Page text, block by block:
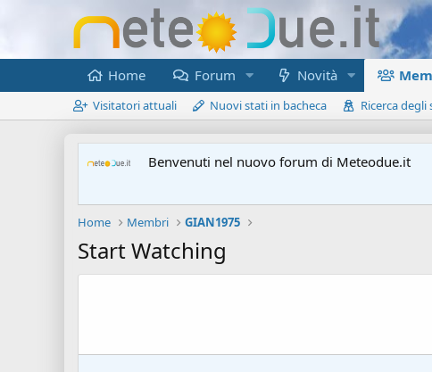
Home Forum Novità
Visitatori attuali Nuovi stati in bacheca Ricerca
Benvenuti nel nuovo forum di Meteodue.it
Home Membri GIAN1975
Start Watching